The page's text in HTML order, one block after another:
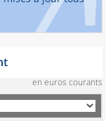
en euros courants